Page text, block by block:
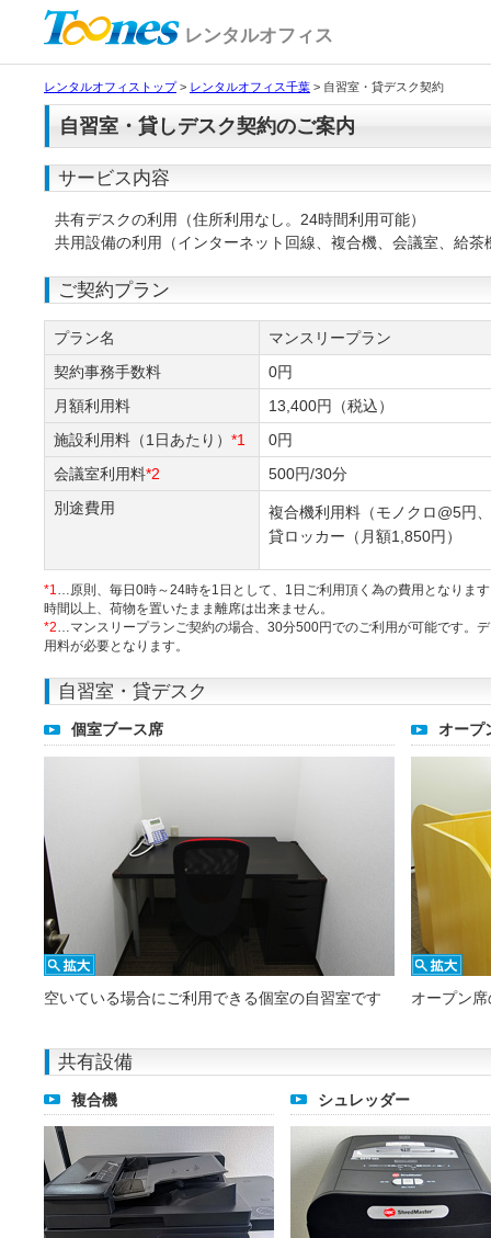
レンタルオフィス
レンタルオフィストップ> レンタルオフィス千葉 > 自習室・貸デスク契約
自習室・貸しデスク契約のご案内
サービス内容
共有デスクの利用（住所利用なし。24時間利用可能）
共用設備の利用（インターネット回線、複合機、会議室、給茶
ご契約プラン
プラン名
マンスリープラン
契約事務手数料
0円
月額利用料
13,400円（税込）
施設利用料（1日あたり）*1
0円
会議室利用料*2
500円/30分
別途費用
複合機利用料（モノクロ@5円
貸ロッカー（月額1,850円）
*1…原則、毎日0時～24時を1日として、1日ご利用頂く為の費用となりま
時間以上、荷物を置いたまま離席は出来ません。
*2…マンスリープランご契約の場合、30分500円でのご利用が可能です。
用料が必要となります。
自習室・貸デスク
個室ブース席
空いている場合にご利用できる個室の自習室です
オープ
オープン
共有設備
複合機 シュレッダー